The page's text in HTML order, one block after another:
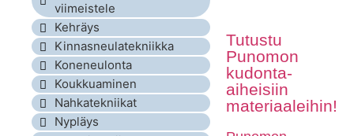
viimeistele
Kehräys
Kinnasneulatekniikka
Koneneulonta
Koukkuaminen
Nahkatekniikat
Nypläys
Tutustu
Punomon
kudonta-
aiheisiin
materiaaleihin!